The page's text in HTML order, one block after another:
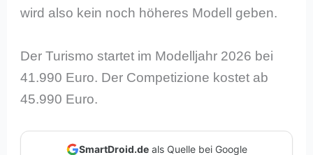
wird also kein noch höheres Modell geben.
Der Turismo startet im Modelljahr 2026 bei
41.990 Euro. Der Competizione kostet ab
45.990 Euro.
SmartDroid.deals Quelle bei Google